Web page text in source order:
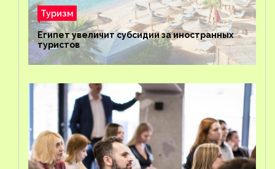
Туризм
Египет увеличит субсидии за иностранных
туристов